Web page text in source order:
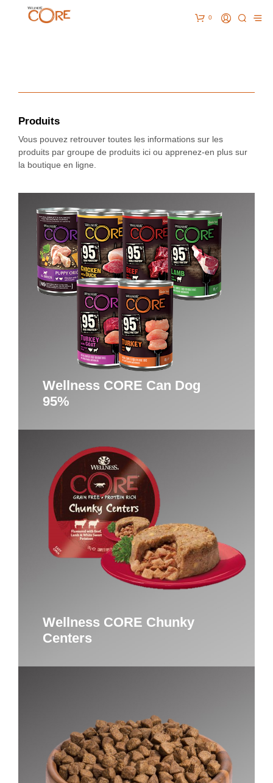
0
Produits
Vous pouvez retrouver toutes les informations sur les
produits par groupe de produits ici ou apprenez-en plus sur
la boutique en ligne.
Wellness CORE Can Dog
95%
Wellness CORE Chunky
Centers